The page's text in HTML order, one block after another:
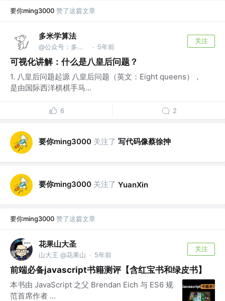
要你ming3000 赞了这篇文章
多米学算法
@公众号：多米学算法 · 5年前
关注
可视化讲解：什么是八皇后问题？
1. 八皇后问题起源 八皇后问题（英文：Eight queens），
是由国际西洋棋棋手马...
6 2
要你ming3000 关注了 写代码像蔡徐抻
要你ming3000 关注了 YuanXin
要你ming3000 赞了这篇文章
花果山大圣
山大王 @花果山 · 5年前
关注
前端必备javascript书籍测评【含红宝书和绿皮书】
本书由 JavaScript 之父 Brendan Eich 与 ES6 规
范首席作者 ...